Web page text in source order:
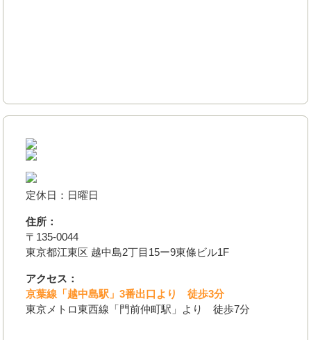
定休日：日曜日
住所：
〒135-0044
東京都江東区 越中島2丁目15ー9東條ビル1F
アクセス：
京葉線「越中島駅」3番出口より 徒歩3分
東京メトロ東西線「門前仲町駅」より 徒歩7分